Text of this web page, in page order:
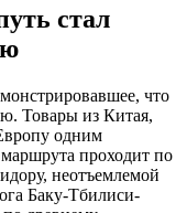
стал
что
Товары из Китая,
одним
проходит по
неотъемлемой
Баку-Тбилиси-